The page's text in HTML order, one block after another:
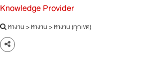
Knowledge Provider
หางาน>หางาน>หางาน (ทุกเขต)